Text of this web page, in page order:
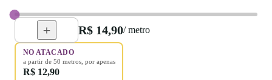
R$ 14,90/ metro
NO ATACADO
a partir de 50 metros, por apenas
R$ 12,90